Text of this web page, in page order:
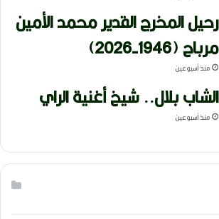
رحيل المخرج القدير محمد الأمين
مرباح (1946-2026)
منذ أسبوعين
الشاب بلال.. شيخ أغنية الراي
منذ أسبوعين